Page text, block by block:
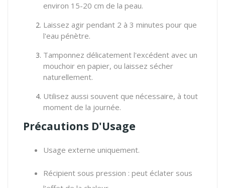
environ 15-20 cm de la peau.
Laissez agir pendant 2 à 3 minutes pour que
l'eau pénètre.
Tamponnez délicatement l'excédent avec un
mouchoir en papier, ou laissez sécher
naturellement.
Utilisez aussi souvent que nécessaire, à tout
moment de la journée.
Précautions D'Usage
Usage externe uniquement.
Récipient sous pression : peut éclater sous